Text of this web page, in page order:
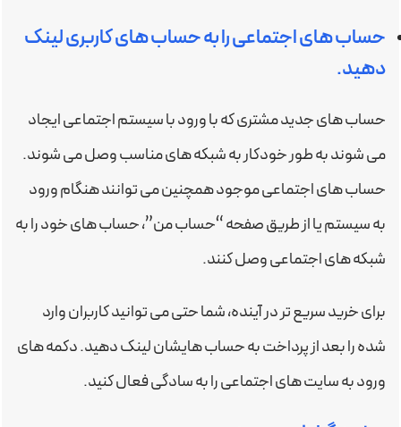
حساب های اجتماعی را به حساب های کاربری لینک
دهید.
حساب های جدید مشتری که با ورود با سیستم اجتماعی ایجاد
می شوند به طور خودکار به شبکه های مناسب وصل می شوند.
حساب های اجتماعی موجود همچنین می توانند هنگام ورود
به سیستم یا از طریق صفحه “حساب من”، حساب های خود را به
شبکه های اجتماعی وصل کنند.
برای خرید سریع تر در آینده، شما حتی می توانید کاربران وارد
شده را بعد از پرداخت به حساب هایشان لینک دهید. دکمه های
ورود به سایت های اجتماعی را به سادگی فعال کنید.